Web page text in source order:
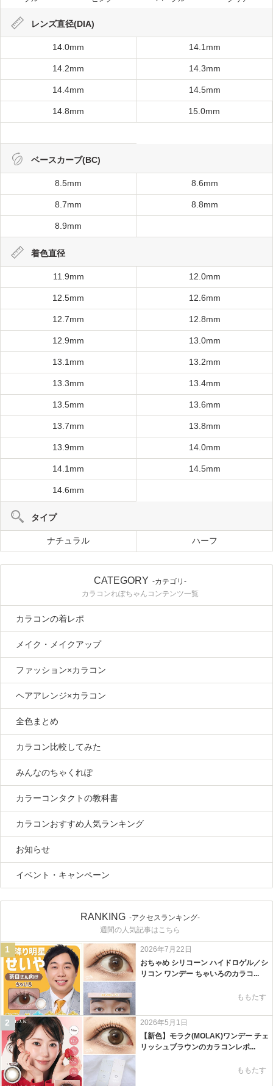
レンズ直径(DIA)
14.0mm 14.1mm
14.2mm 14.3mm
14.4mm 14.5mm
14.8mm 15.0mm
ベースカーブ(BC)
8.5mm 8.6mm
8.7mm 8.8mm
8.9mm
着色直径
11.9mm 12.0mm
12.5mm 12.6mm
12.7mm 12.8mm
12.9mm 13.0mm
13.1mm 13.2mm
13.3mm 13.4mm
13.5mm 13.6mm
13.7mm 13.8mm
13.9mm 14.0mm
14.1mm 14.5mm
14.6mm
タイプ
ナチュラル ハーフ
CATEGORY -カテゴリ-
カラコンれぽちゃんコンテンツ一覧
カラコンの着レポ
メイク・メイクアップ
ファッション×カラコン
ヘアアレンジ×カラコン
全色まとめ
カラコン比較してみた
みんなのちゃくれぽ
カラーコンタクトの教科書
カラコンおすすめ人気ランキング
お知らせ
イベント・キャンペーン
RANKING -アクセスランキング-
週間の人気記事はこちら
1
2026年7月22日
おちゃめ シリコーン ハイドロゲル／シ
リコン ワンデー ちゃいろのカラコ...
ももたす
2
2026年5月1日
【新色】モラク(MOLAK)ワンデー チェ
リッシュブラウンのカラコンレポ...
ももたす